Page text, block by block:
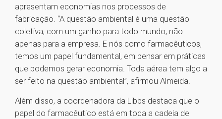
apresentam economias nos processos de
fabricação. “A questão ambiental é uma questão
coletiva, com um ganho para todo mundo, não
apenas para a empresa. E nós como farmacêuticos,
temos um papel fundamental, em pensar em práticas
que podemos gerar economia. Toda aérea tem algo a
ser feito na questão ambiental”, afirmou Almeida.
Além disso, a coordenadora da Libbs destaca que o
papel do farmacêutico está em toda a cadeia de